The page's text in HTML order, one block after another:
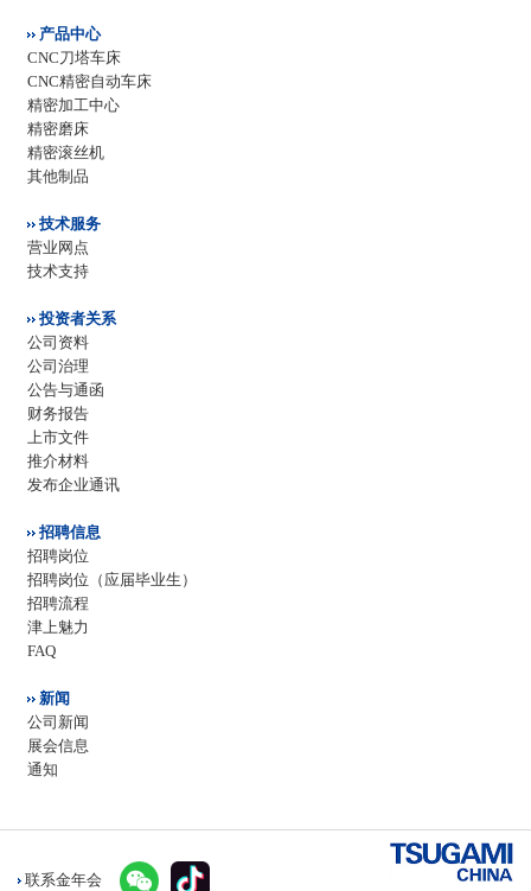
产品中心
CNC刀塔车床
CNC精密自动车床
精密加工中心
精密磨床
精密滚丝机
其他制品
技术服务
营业网点
技术支持
投资者关系
公司资料
公司治理
公告与通函
财务报告
上市文件
推介材料
发布企业通讯
招聘信息
招聘岗位
招聘岗位（应届毕业生）
招聘流程
津上魅力
FAQ
新闻
公司新闻
展会信息
通知
联系金年会